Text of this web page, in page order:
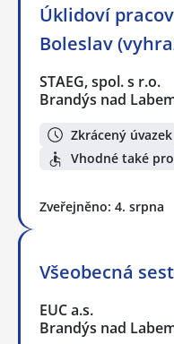
Úklidoví
Boleslav
STAEG, spol. s r.o.
Brandýs nad
Zkrácený úvazek
Vhodné také
Zveřejněno: 4. srpna
Všeobecná
EUC a.s.
Brandýs nad